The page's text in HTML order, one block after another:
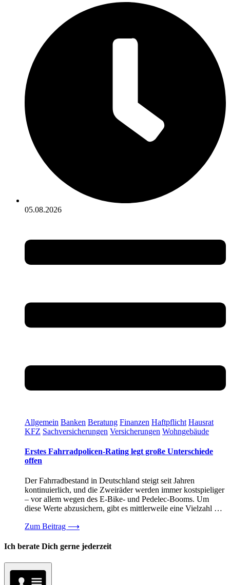
05.08.2026
Allgemein Banken Beratung Finanzen Haftpflicht Hausrat
KFZ Sachversicherungen Versicherungen Wohngebäude
Erstes Fahrradpolicen-Rating legt große Unterschiede
offen
Der Fahrradbestand in Deutschland steigt seit Jahren
kontinuierlich, und die Zweiräder werden immer kostspieliger
– vor allem wegen des E-Bike- und Pedelec-Booms. Um
diese Werte abzusichern, gibt es mittlerweile eine Vielzahl …
Zum Beitrag ⟶
Ich berate Dich gerne jederzeit